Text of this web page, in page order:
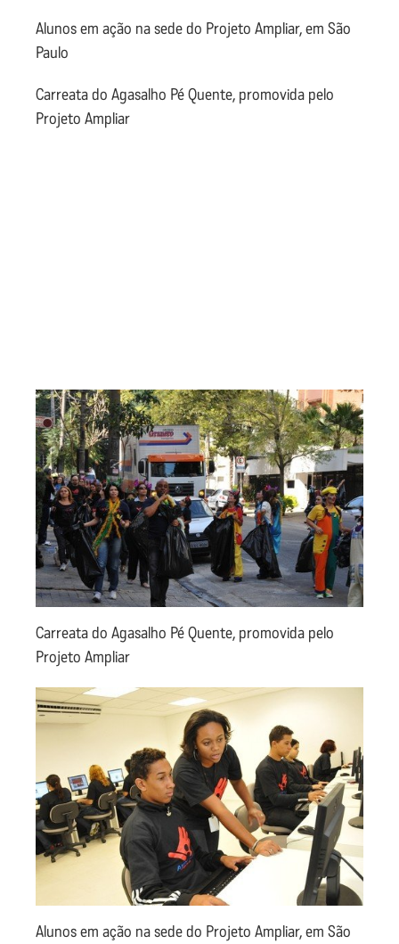
Alunos em ação na sede do Projeto Ampliar, em São
Paulo
Carreata do Agasalho Pé Quente, promovida pelo
Projeto Ampliar
Carreata do Agasalho Pé Quente, promovida pelo
Projeto Ampliar
Alunos em ação na sede do Projeto Ampliar, em São